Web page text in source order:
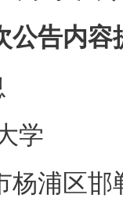
公告内
旦
海市